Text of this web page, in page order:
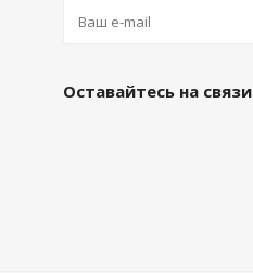
Оставайтесь на связи